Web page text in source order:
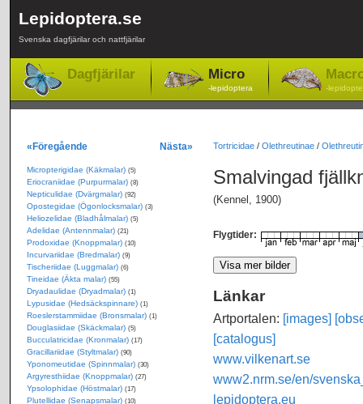
Lepidoptera.se
Svenska dagfjärilar och nattfjärilar
Dagfjärilar Micro
-lepidoptera -
Tortricidae/ Olethreutinae/
Smalvingad
(Kennel, 1900)
Flygtider:
Länkar
Artportalen: [images]
[catalogus]
www.vilkenart.se
www2.nrm.se/en/
lepidoptera.eu
«Föregående Nästa»
Micropterigidae (Käkmalar) (5)
Eriocraniidae (Purpurmalar) (8)
Nepticulidae (Dvärgmalar) (92)
Opostegidae (Ögonlocksmalar) (3)
Heliozelidae (Bladhålmalar) (5)
Adelidae (Antennmalar) (21)
Prodoxidae (Knoppmalar) (10)
Incurvariidae (Bredmalar) (9)
Tischeriidae (Luggmalar) (6)
Tineidae (Äkta malar) (55)
Dryadaulidae (Dryadmalar) (1)
Lypusidae (Hedsäckspinnare) (1)
Roeslerstammiidae (Bronsmalar) (1)
Douglasiidae (Skäckmalar) (5)
Bucculatricidae (Kronmalar) (17)
Gracillariidae (Styltmalar) (90)
Yponomeutidae (Spinnmalar) (30)
Argyresthiidae (Knoppmalar) (27)
Ypsolophidae (Höstmalar) (17)
Plutellidae (Senapsmalar) (10)